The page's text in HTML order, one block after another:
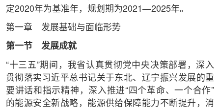
定2020年为基准年，规划期为2021—2025年。
第一章 发展基础与面临形势
第一节 发展成就
“十三五”期间，我省认真贯彻党中央决策部署，深入
贯彻落实习近平总书记关于东北、辽宁振兴发展的重
要讲话和指示精神，深入推进“四个革命、一个合作”
的能源安全新战略，能源供给保障能力不断提升，消